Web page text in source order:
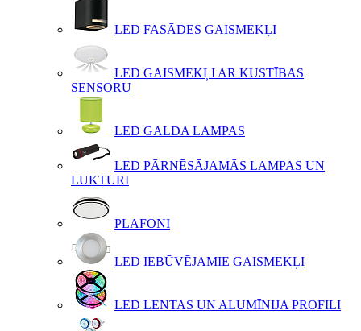
LED FASĀDES GAISMEKĻI
LED GAISMEKĻI AR KUSTĪBAS
SENSORU
LED GALDA LAMPAS
LED PĀRNĒSĀJAMĀS LAMPAS UN
LUKTURI
PLAFONI
LED IEBŪVĒJAMIE GAISMEKĻI
LED LENTAS UN ALUMĪNIJA PROFILI